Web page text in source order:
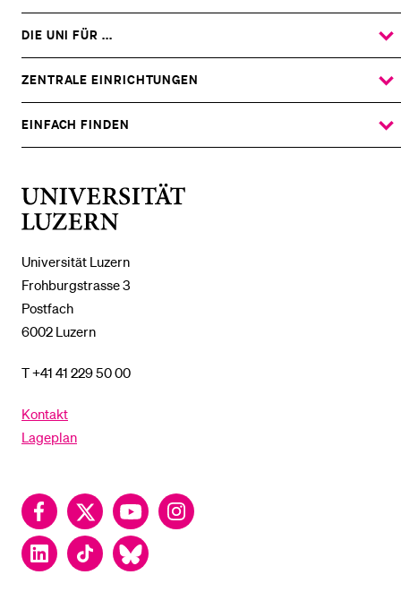
Universität Luzern
Frohburgstrasse 3
Postfach
6002 Luzern
T +41 41 229 50 00
Kontakt
Lageplan
FacebookTwitter YouTubeInstagram
LinkedInTikTok Bluesky
DIE UNI FÜR ...
DAS
UNTERMENÜ
ZENTRALE EINRICHTUNGEN
DAS
UNTERMENÜ
EINFACH FINDEN
DAS